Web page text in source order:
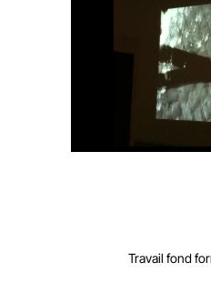
Travail fond